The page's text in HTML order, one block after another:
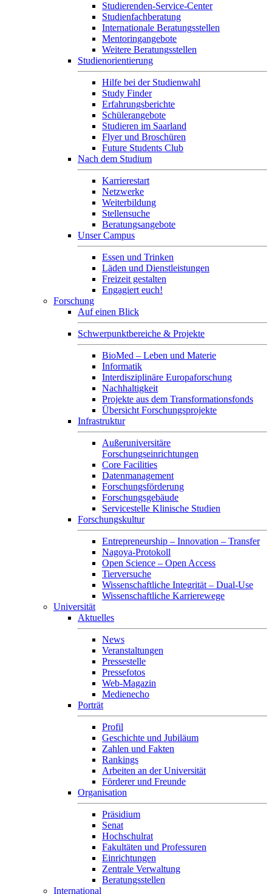
Studierenden-Service-Center
Studienfachberatung
Internationale Beratungsstellen
Mentoringangebote
Weitere Beratungsstellen
Studienorientierung
Hilfe bei der Studienwahl
Study Finder
Erfahrungsberichte
Schülerangebote
Studieren im Saarland
Flyer und Broschüren
Future Students Club
Nach dem Studium
Karrierestart
Netzwerke
Weiterbildung
Stellensuche
Beratungsangebote
Unser Campus
Essen und Trinken
Läden und Dienstleistungen
Freizeit gestalten
Engagiert euch!
Forschung
Auf einen Blick
Schwerpunktbereiche & Projekte
BioMed – Leben und Materie
Informatik
Interdisziplinäre Europaforschung
Nachhaltigkeit
Projekte aus dem Transformationsfonds
Übersicht Forschungsprojekte
Infrastruktur
Außeruniversitäre
Forschungseinrichtungen
Core Facilities
Datenmanagement
Forschungsförderung
Forschungsgebäude
Servicestelle Klinische Studien
Forschungskultur
Entrepreneurship – Innovation – Transfer
Nagoya-Protokoll
Open Science – Open Access
Tierversuche
Wissenschaftliche Integrität – Dual-Use
Wissenschaftliche Karrierewege
Universität
Aktuelles
News
Veranstaltungen
Pressestelle
Pressefotos
Web-Magazin
Medienecho
Porträt
Profil
Geschichte und Jubiläum
Zahlen und Fakten
Rankings
Arbeiten an der Universität
Förderer und Freunde
Organisation
Präsidium
Senat
Hochschulrat
Fakultäten und Professuren
Einrichtungen
Zentrale Verwaltung
Beratungsstellen
International